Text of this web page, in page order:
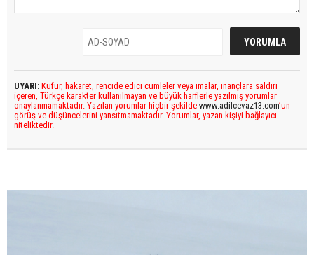
UYARI: Küfür, hakaret, rencide edici cümleler veya imalar, inançlara saldırı
içeren, Türkçe karakter kullanılmayan ve büyük harflerle yazılmış yorumlar
onaylanmamaktadır. Yazılan yorumlar hiçbir şekilde www.adilcevaz13.com’un
görüş ve düşüncelerini yansıtmamaktadır. Yorumlar, yazan kişiyi bağlayıcı
niteliktedir.